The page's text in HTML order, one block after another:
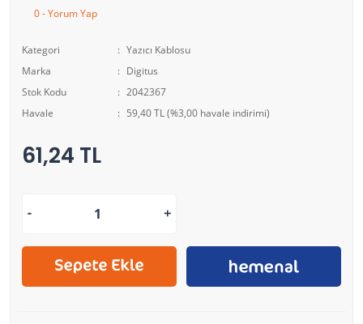
0 - Yorum Yap
Kategori
Yazıcı Kablosu
Marka
Digitus
Stok Kodu
2042367
Havale
59,40 TL (%3,00 havale indirimi)
61,24 TL